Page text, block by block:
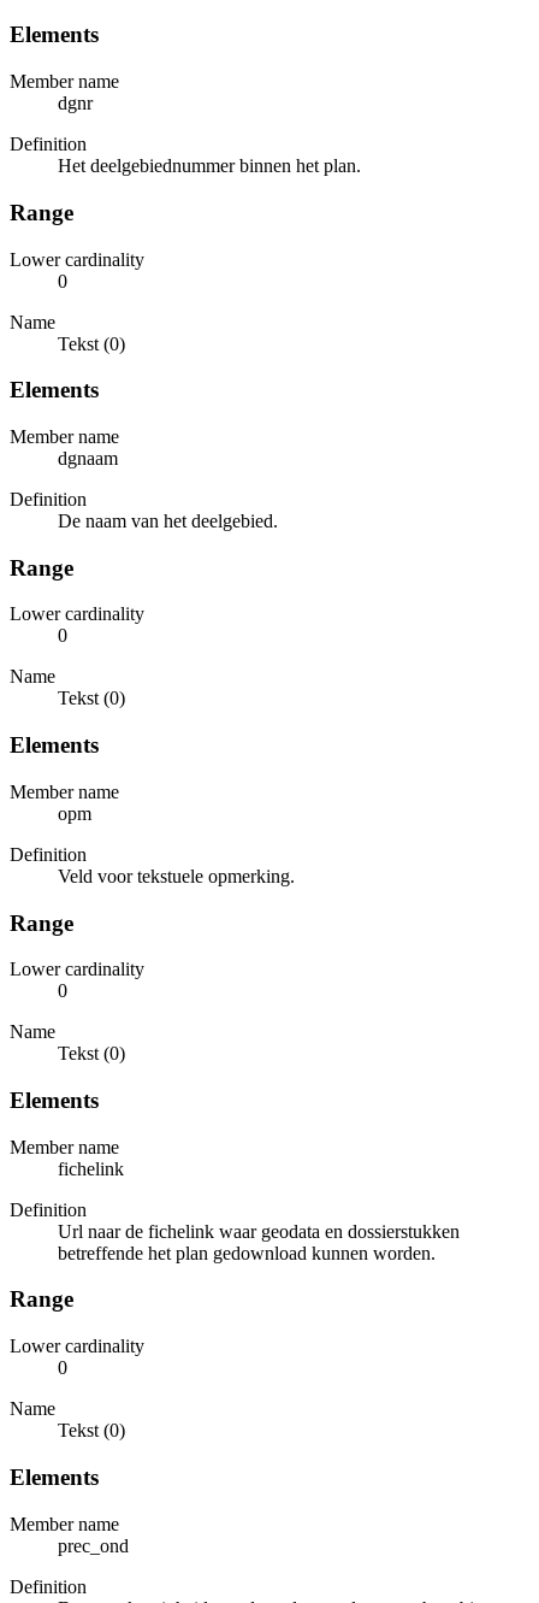
Elements
Member name
dgnr
Definition
Het deelgebiednummer binnen het plan.
Range
Lower cardinality
0
Name
Tekst (0)
Elements
Member name
dgnaam
Definition
De naam van het deelgebied.
Range
Lower cardinality
0
Name
Tekst (0)
Elements
Member name
opm
Definition
Veld voor tekstuele opmerking.
Range
Lower cardinality
0
Name
Tekst (0)
Elements
Member name
fichelink
Definition
Url naar de fichelink waar geodata en dossierstukken
betreffende het plan gedownload kunnen worden.
Range
Lower cardinality
0
Name
Tekst (0)
Elements
Member name
prec_ond
Definition